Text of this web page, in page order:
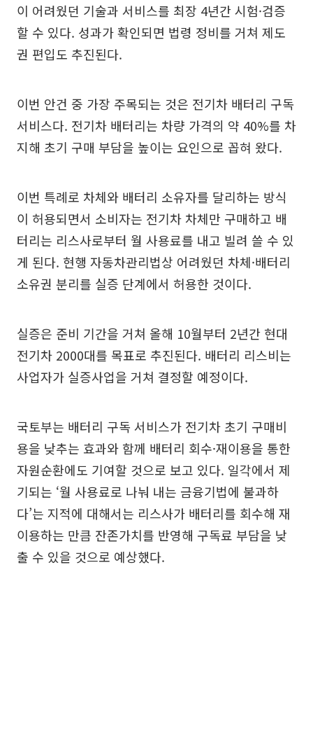
이 어려웠던 기술과 서비스를 최장 4년간 시험·검증
할 수 있다. 성과가 확인되면 법령 정비를 거쳐 제도
권 편입도 추진된다.
이번 안건 중 가장 주목되는 것은 전기차 배터리 구독
서비스다. 전기차 배터리는 차량 가격의 약 40%를 차
지해 초기 구매 부담을 높이는 요인으로 꼽혀 왔다.
이번 특례로 차체와 배터리 소유자를 달리하는 방식
이 허용되면서 소비자는 전기차 차체만 구매하고 배
터리는 리스사로부터 월 사용료를 내고 빌려 쓸 수 있
게 된다. 현행 자동차관리법상 어려웠던 차체·배터리
소유권 분리를 실증 단계에서 허용한 것이다.
실증은 준비 기간을 거쳐 올해 10월부터 2년간 현대
전기차 2000대를 목표로 추진된다. 배터리 리스비는
사업자가 실증사업을 거쳐 결정할 예정이다.
국토부는 배터리 구독 서비스가 전기차 초기 구매비
용을 낮추는 효과와 함께 배터리 회수·재이용을 통한
자원순환에도 기여할 것으로 보고 있다. 일각에서 제
기되는 ‘월 사용료로 나눠 내는 금융기법에 불과하
다’는 지적에 대해서는 리스사가 배터리를 회수해 재
이용하는 만큼 잔존가치를 반영해 구독료 부담을 낮
출 수 있을 것으로 예상했다.